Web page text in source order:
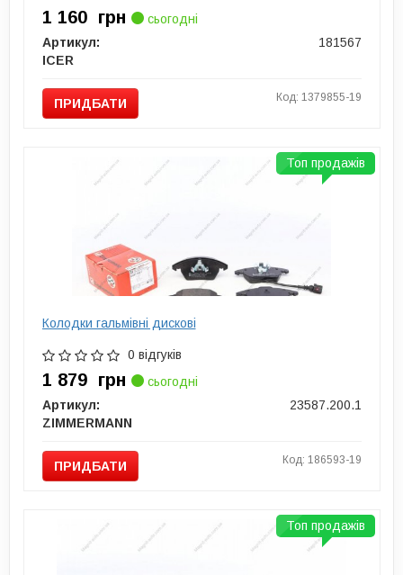
1 160 грн
сьогодні
Артикул:
181567
ICER
ПРИДБАТИ Код: 1379855-19
Колодки гальмівні дискові
0 відгуків
1 879 грн
сьогодні
Артикул:
23587.200.1
ZIMMERMANN
ПРИДБАТИ Код: 186593-19
Топ продажів
Топ продажів